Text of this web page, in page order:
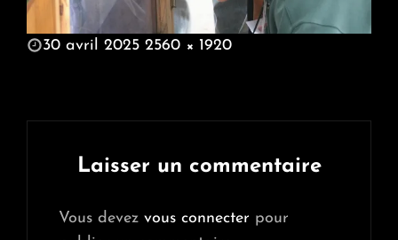
POSTED
30 avril 2025 2560 × 1920
Laisser un commentaire
Vous devez vous connecter pour